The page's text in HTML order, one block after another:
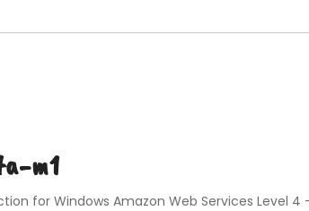
m1
for Windows Amazon Web Services Level 4